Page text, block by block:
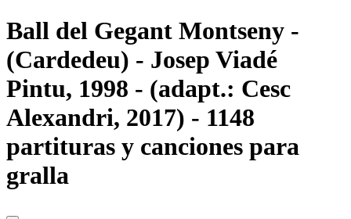
Ball del Gegant Montseny -
(Cardedeu) - Josep Viadé
Pintu, 1998 - (adapt.: Cesc
Alexandri, 2017) - 1148
partituras y canciones para
gralla